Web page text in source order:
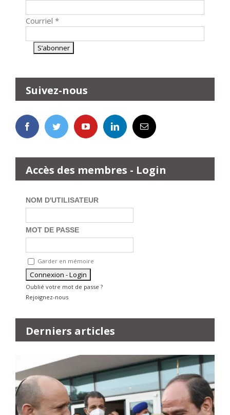
Courriel *
Suivez-nous
Accès des membres - Login
NOM D'UTILISATEUR
MOT DE PASSE
Garder en mémoire
Oublié votre mot de passe ?
Rejoignez-nous
Derniers articles